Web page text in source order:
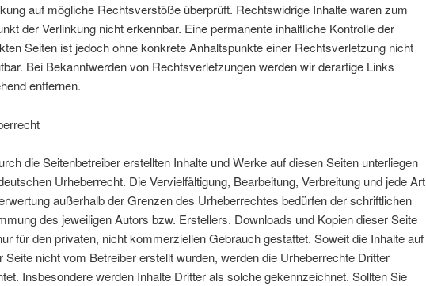
auf mögliche Rechtsverstöße überprüft. Rechtswidrige Inhalte waren zum
der Verlinkung nicht erkennbar. Eine permanente inhaltliche Kontrolle der
Seiten ist jedoch ohne konkrete Anhaltspunkte einer Rechtsverletzung nicht
Bei Bekanntwerden von Rechtsverletzungen werden wir derartige Links
entfernen.
die Seitenbetreiber erstellten Inhalte und Werke auf diesen Seiten unterliegen
Urheberrecht. Die Vervielfältigung, Bearbeitung, Verbreitung und jede Art
außerhalb der Grenzen des Urheberrechtes bedürfen der schriftlichen
des jeweiligen Autors bzw. Erstellers. Downloads und Kopien dieser Seite
für den privaten, nicht kommerziellen Gebrauch gestattet. Soweit die Inhalte auf
Seite nicht vom Betreiber erstellt wurden, werden die Urheberrechte Dritter
Insbesondere werden Inhalte Dritter als solche gekennzeichnet. Sollten Sie